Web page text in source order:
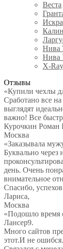
Веста
Искра
Нива
Нива
X-Ray
Отзывы
«Купили чехлы
Сработано все
выглядят
важно! Все
Курочкин Роман
Москва
«Заказывала
Буквально через
день. Очень
внимательное
Спасибо,
Лариса,
Москва
«Подошло время
Лансер9.
Много сайтов
этот.И не ошибся.